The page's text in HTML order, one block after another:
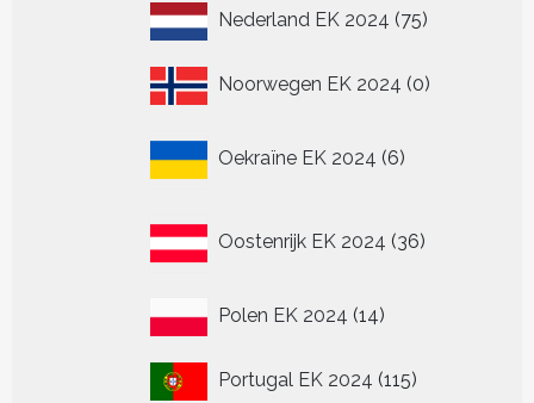
Nederland EK 2024 7575
Noorwegen EK 2024 00
Oekraïne EK 2024 6
producten
Oostenrijk EK 2024 36
producten
Polen EK 2024 1414
Portugal EK 2024 115115